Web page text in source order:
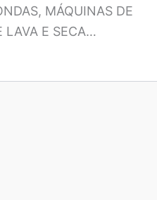
MÁQUINAS DE
LAVA E SECA…